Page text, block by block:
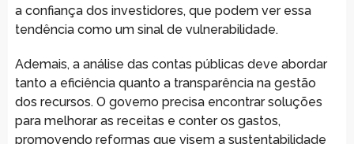
a confiança dos investidores, que podem ver essa
tendência como um sinal de vulnerabilidade.
Ademais, a análise das contas públicas deve abordar
tanto a eficiência quanto a transparência na gestão
dos recursos. O governo precisa encontrar soluções
para melhorar as receitas e conter os gastos,
promovendo reformas que visem a sustentabilidade